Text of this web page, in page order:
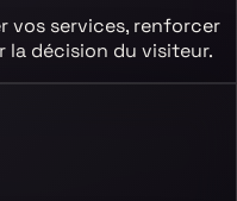
vos services, renforcer
décision du visiteur.